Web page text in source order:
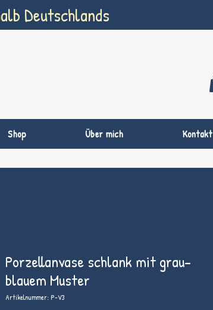
Deutschlands
Shop Über mich Kontakt
Porzellanvase schlank mit grau-
blauem Muster
Artikelnummer: P-V3